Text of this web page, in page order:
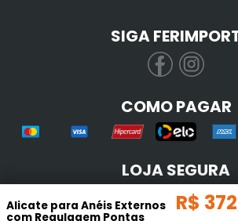
Alicate para Anéis Externos
com Regulagem Pontas
R$ 372
SIGA
COMO PAGAR
LOJA SEGURA